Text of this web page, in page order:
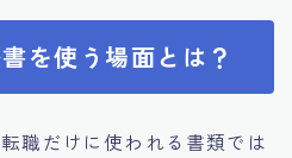
を使う場面とは？
職だけに使われる書類では